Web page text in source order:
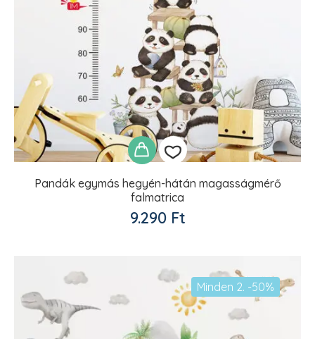
Pandák egymás hegyén-hátán magasságmérő
falmatrica
9.290 Ft
Kedvencekhez
Minden 2. -50%